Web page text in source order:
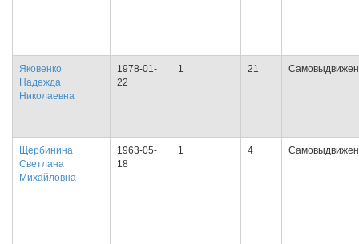
Яковенко
Надежда
Николаевна
1978-01-
22
1 21
Щербинина
Светлана
Михайловна
1963-05-
18
1 4